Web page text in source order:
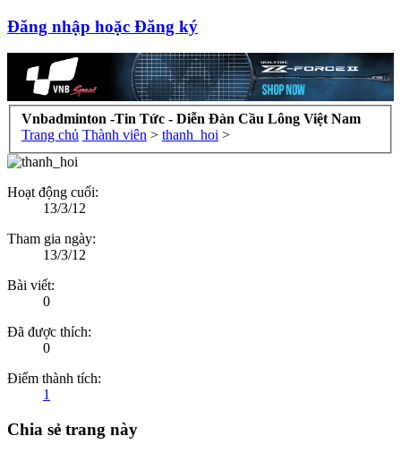
Đăng nhập hoặc Đăng ký
Vnbadminton -Tin Tức - Diễn Đàn Cầu Lông Việt Nam
Trang chủ Thành viên > thanh_hoi >
Hoạt động cuối:
13/3/12
Tham gia ngày:
13/3/12
Bài viết:
0
Đã được thích:
0
Điểm thành tích:
1
Chia sẻ trang này